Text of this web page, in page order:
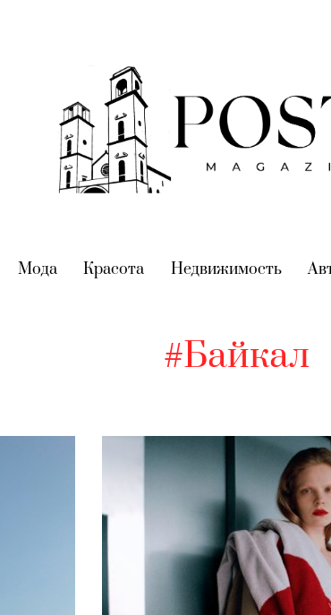
(current)
Мода(current)
Красота (current)
Недвижимость
#Байкал